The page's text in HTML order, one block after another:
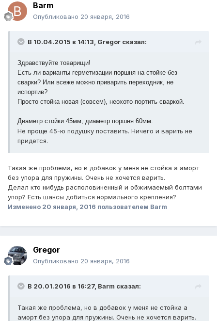
Barm
Опубликовано 20 января, 2016
В 10.04.2015 в 14:13, Gregor сказал:
Здравствуйте товарищи!
Есть ли варианты герметизации поршня на стойке без
сварки? Или всеже можно приварить переходник, не
испортив?
Просто стойка новая (совсем), неохото портить сваркой.
Диаметр стойки 45мм, диаметр поршня 60мм.
Не проще 45-ю подушку поставить. Ничего и варить не
придется.
Такая же проблема, но в добавок у меня не стойка а аморт
без упора для пружины. Очень не хочется варить.
Делал кто нибудь располовиненный и обжимаемый болтами
упор? Есть шансы добиться нормального крепления?
Изменено 20 января, 2016 пользователем Barm
Gregor
Опубликовано 20 января, 2016
В 20.01.2016 в 16:27, Barm сказал:
Такая же проблема, но в добавок у меня не стойка а
аморт без упора для пружины. Очень не хочется варить.